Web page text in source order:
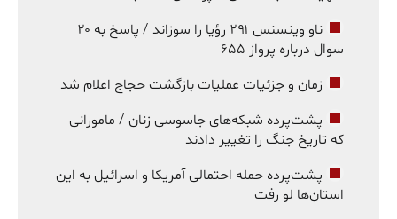
ناو وینسنس ۲۹۱ رؤیا را سوزاند / پاسخ به ۲۰
سوال درباره پرواز ۶۵۵
زمان و جزئیات عملیات بازگشت حجاج اعلام شد
پشت‌پرده شبکه‌های جاسوسی زنان / مامورانی
که تاریخ جنگ را تغییر دادند
پشت‌پرده حمله احتمالی آمریکا و اسرائیل به این
استان‌ها لو رفت